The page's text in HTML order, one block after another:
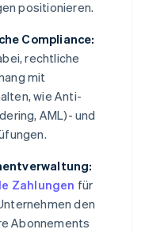
positionieren.
Compliance:
rechtliche
mit
wie Anti-
AML)- und
Zahlungen für
den
Abonnements